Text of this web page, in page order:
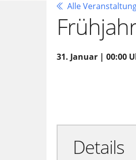
Alle
31. Januar | 00:00
Details